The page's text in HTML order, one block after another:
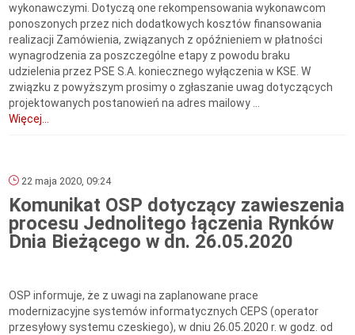
wykonawczymi. Dotyczą one rekompensowania wykonawcom
ponoszonych przez nich dodatkowych kosztów finansowania
realizacji Zamówienia, związanych z opóźnieniem w płatności
wynagrodzenia za poszczególne etapy z powodu braku
udzielenia przez PSE S.A. koniecznego wyłączenia w KSE. W
związku z powyższym prosimy o zgłaszanie uwag dotyczących
projektowanych postanowień na adres mailowy ...
Więcej...
22 maja 2020, 09:24
Komunikat OSP dotyczący zawieszenia
procesu Jednolitego łączenia Rynków
Dnia Bieżącego w dn. 26.05.2020
OSP informuje, że z uwagi na zaplanowane prace
modernizacyjne systemów informatycznych CEPS (operator
przesyłowy systemu czeskiego), w dniu 26.05.2020 r. w godz. od